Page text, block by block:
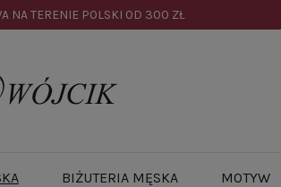
NA TERENIE POLSKI OD 300 ZŁ
BIŻUTERIA MĘSKA MOTYW